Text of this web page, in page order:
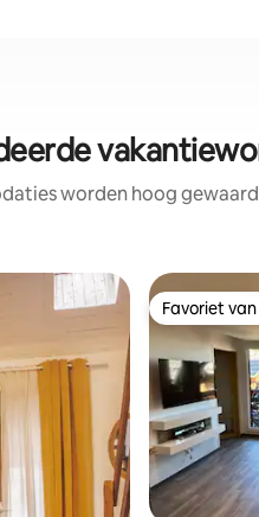
worden hoog
Favoriet
Favoriet